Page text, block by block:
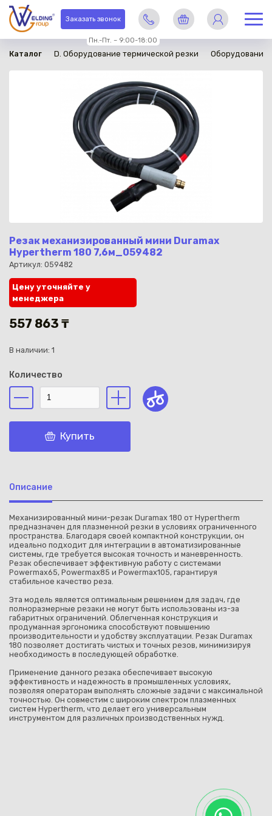
Заказать звонок
Пн.-Пт. – 9:00-18:00
Каталог D. Оборудование термической резки Оборудование
Резак механизированный мини Duramax
Hypertherm 180 7,6м_059482
Артикул: 059482
в наличии
Цену уточняйте у
менеджера
557 863 ₸
В наличии: 1
Количество
Купить
Описание
Механизированный мини-резак Duramax 180 от Hypertherm
предназначен для плазменной резки в условиях ограниченного
пространства. Благодаря своей компактной конструкции, он
идеально подходит для интеграции в автоматизированные
системы, где требуется высокая точность и маневренность.
Резак обеспечивает эффективную работу с системами
Powermax65, Powermax85 и Powermax105, гарантируя
стабильное качество реза.
Эта модель является оптимальным решением для задач, где
полноразмерные резаки не могут быть использованы из-за
габаритных ограничений. Облегченная конструкция и
продуманная эргономика способствуют повышению
производительности и удобству эксплуатации. Резак Duramax
180 позволяет достигать чистых и точных резов, минимизируя
необходимость в последующей обработке.
Применение данного резака обеспечивает высокую
эффективность и надежность в промышленных условиях,
позволяя операторам выполнять сложные задачи с максимальной
точностью. Он совместим с широким спектром плазменных
систем Hypertherm, что делает его универсальным
инструментом для различных производственных нужд.